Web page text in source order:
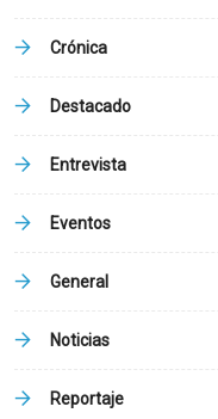
Crónica
Destacado
Entrevista
Eventos
General
Noticias
Reportaje